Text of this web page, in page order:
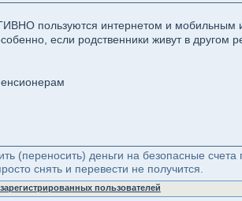
пользуются интернетом и мобильным
если родственники живут в другом
(переносить) деньги на безопасные
снять и перевести не получится.
пользователей